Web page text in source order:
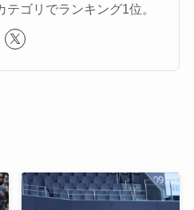
ゴリでランキング1位。